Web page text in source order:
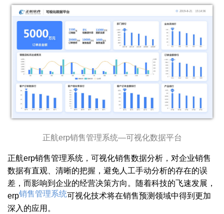
正航erp销售管理系统—可视化数据平台
正航erp销售管理系统，可视化销售数据分析，对企业销售
数据有直观、清晰的把握，避免人工手动分析的存在的误
差，而影响到企业的经营决策方向。随着科技的飞速发展，
erp销售管理系统可视化技术将在销售预测领域中得到更加
深入的应用。